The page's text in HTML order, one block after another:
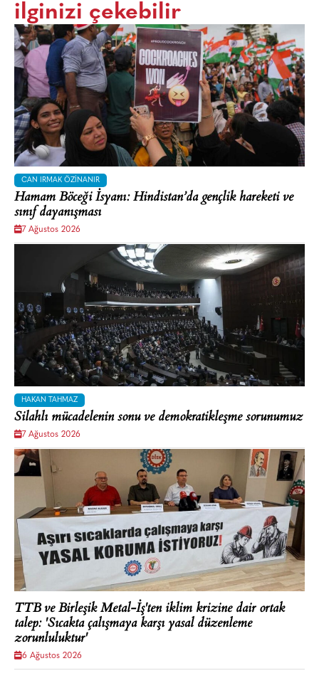
ilginizi çekebilir
CAN IRMAK ÖZINANIR
Hamam Böceği İsyanı: Hindistan’da gençlik hareketi ve
sınıf dayanışması
7 Ağustos 2026
HAKAN TAHMAZ
Silahlı mücadelenin sonu ve demokratikleşme sorunumuz
7 Ağustos 2026
TTB ve Birleşik Metal-İş'ten iklim krizine dair ortak
talep: 'Sıcakta çalışmaya karşı yasal düzenleme
zorunluluktur'
6 Ağustos 2026